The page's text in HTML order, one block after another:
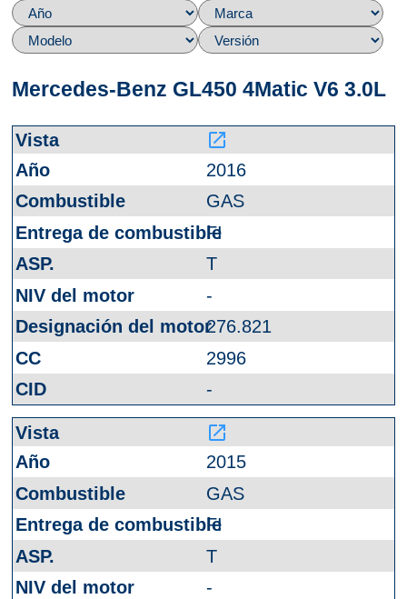
Mercedes-Benz GL450 4Matic V6 3.0L
launch
2016
GAS
FI
T
-
276.821
2996
-
launch
2015
GAS
FI
T
-